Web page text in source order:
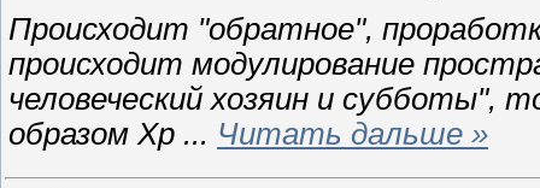
Происходит "обратное",
происходит модулирование
человеческий хозяин и субботы",
образом Хр ... Читать дальше »